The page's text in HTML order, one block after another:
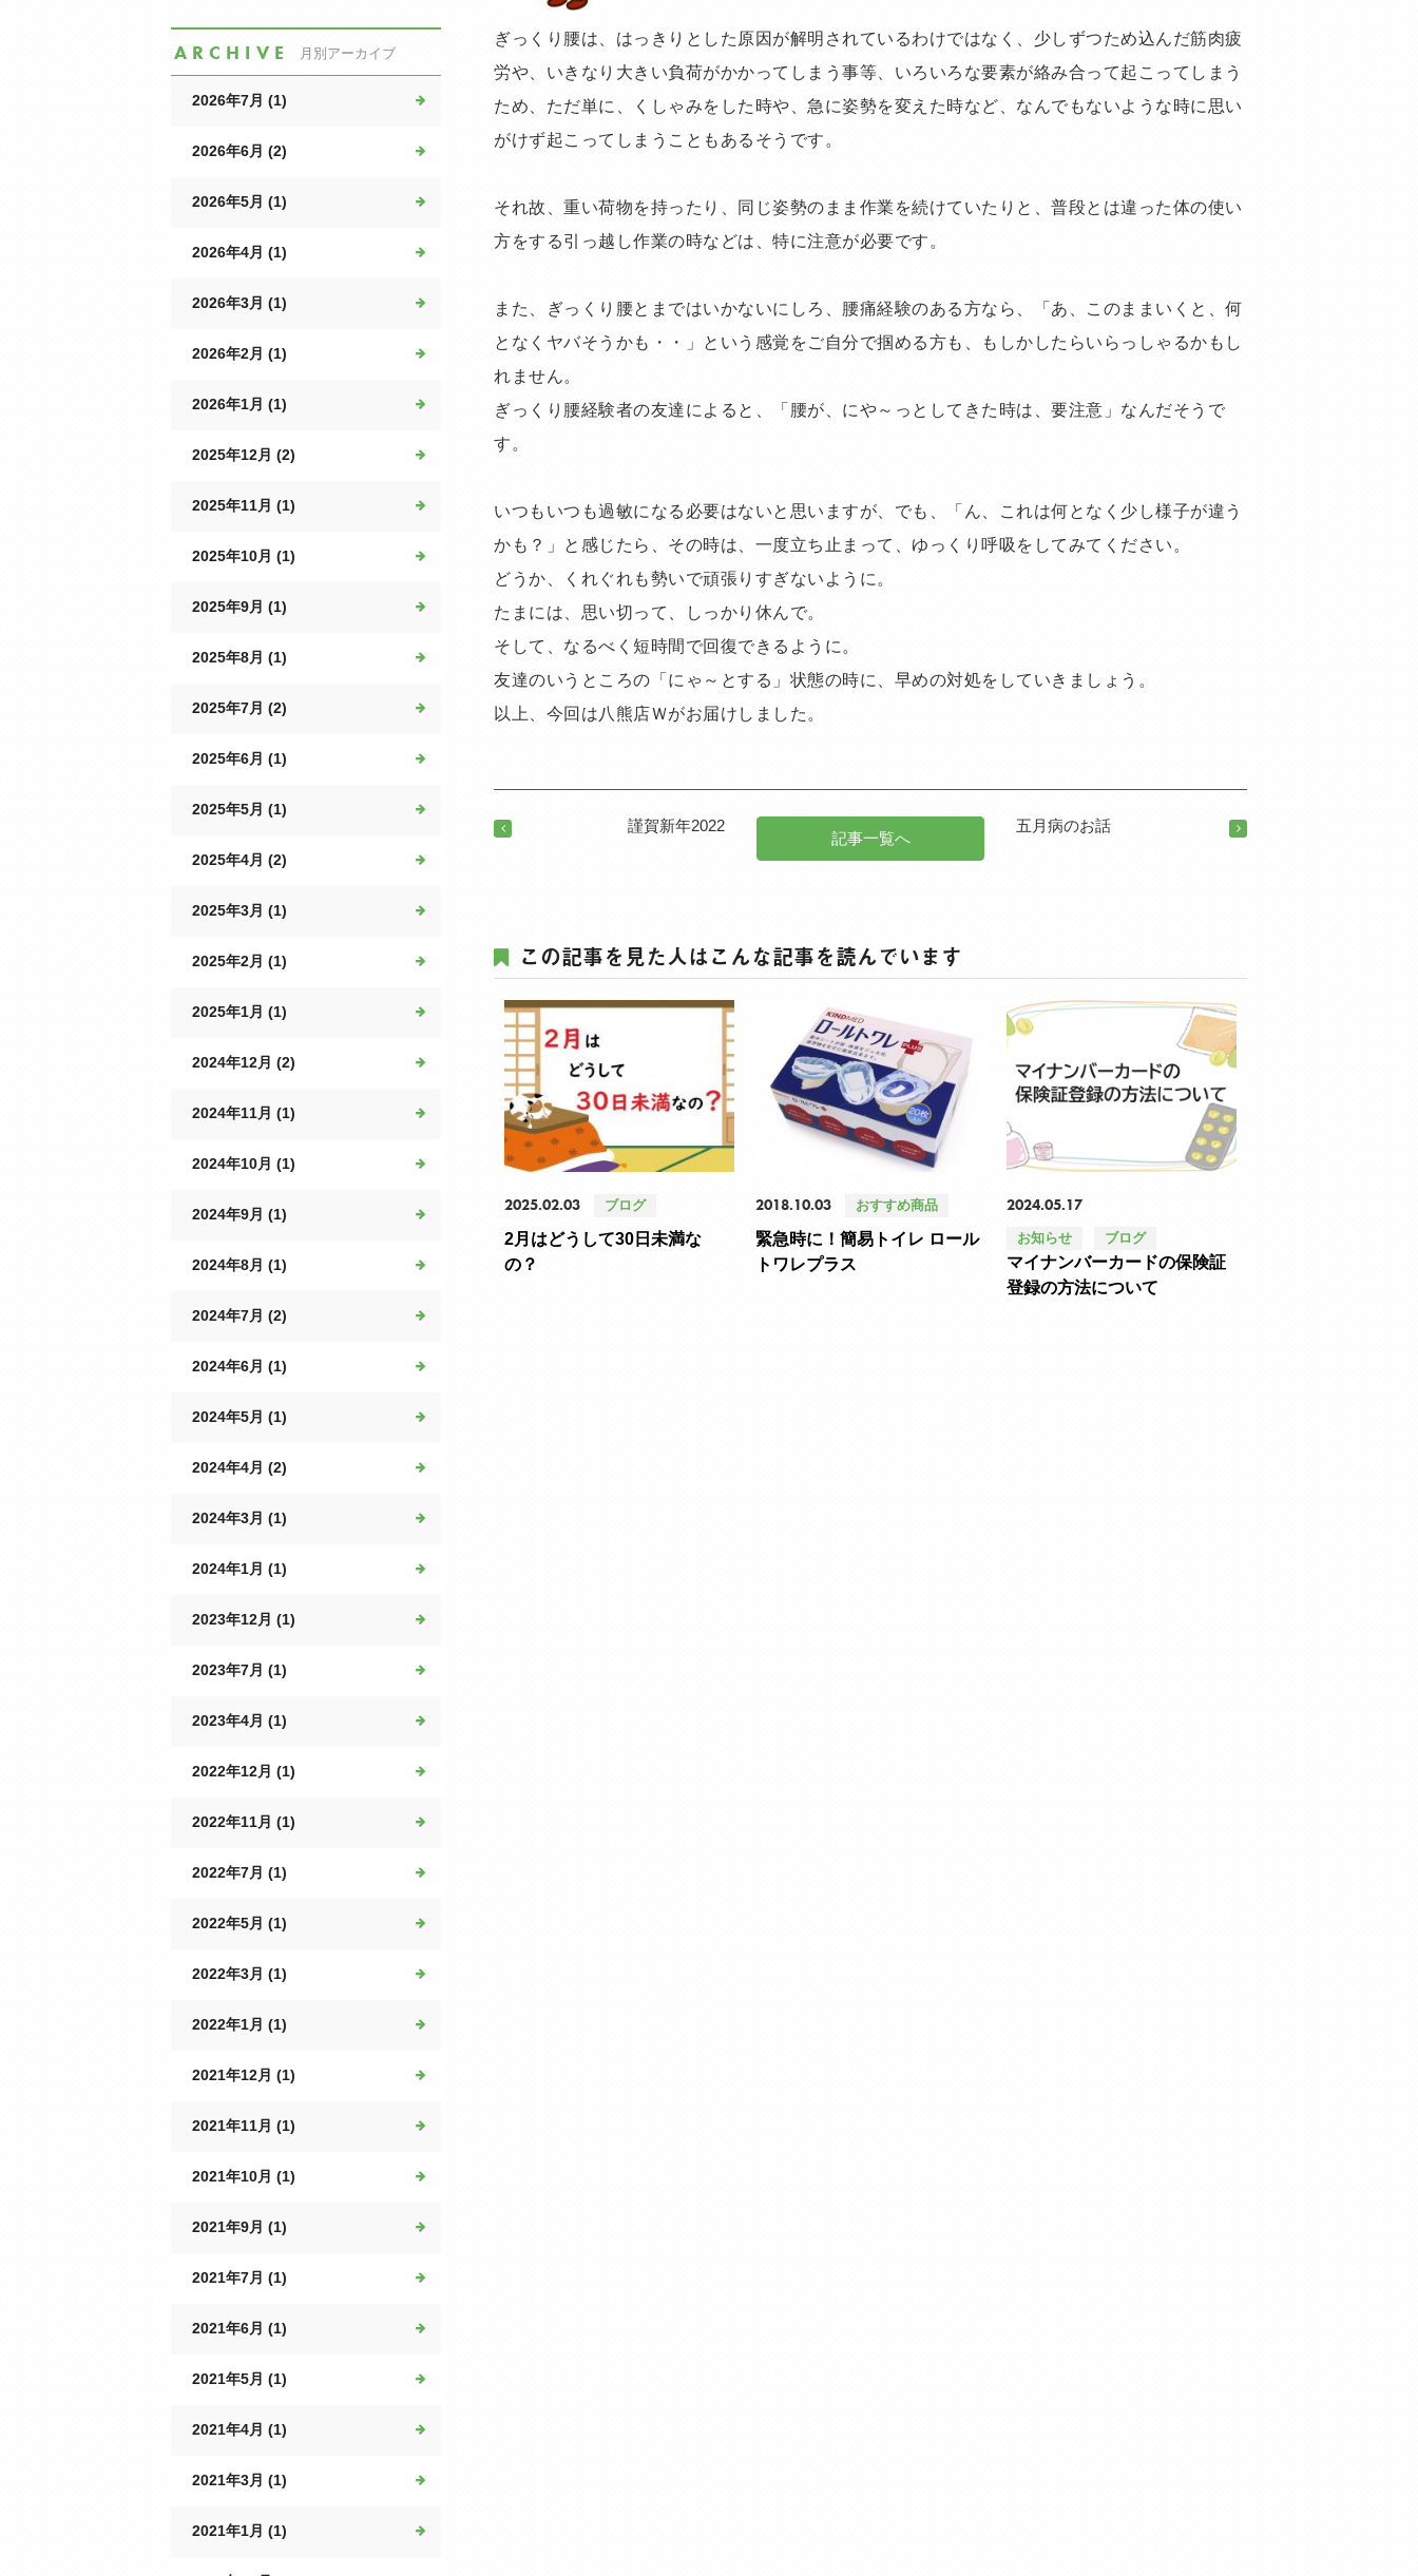
ぎっくり腰は、はっきりとした原因が解明されているわけではなく、少しずつため込んだ筋肉疲
労や、いきなり大きい負荷がかかってしまう事等、いろいろな要素が絡み合って起こってしまう
ため、ただ単に、くしゃみをした時や、急に姿勢を変えた時など、なんでもないような時に思い
がけず起こってしまうこともあるそうです。
それ故、重い荷物を持ったり、同じ姿勢のまま作業を続けていたりと、普段とは違った体の使い
方をする引っ越し作業の時などは、特に注意が必要です。
また、ぎっくり腰とまではいかないにしろ、腰痛経験のある方なら、「あ、このままいくと、何
となくヤバそうかも・・」という感覚をご自分で掴める方も、もしかしたらいらっしゃるかもし
れません。
ぎっくり腰経験者の友達によると、「腰が、にや～っとしてきた時は、要注意」なんだそうで
す。
いつもいつも過敏になる必要はないと思いますが、でも、「ん、これは何となく少し様子が違う
かも？」と感じたら、その時は、一度立ち止まって、ゆっくり呼吸をしてみてください。
どうか、くれぐれも勢いで頑張りすぎないように。
たまには、思い切って、しっかり休んで。
そして、なるべく短時間で回復できるように。
友達のいうところの「にゃ～とする」状態の時に、早めの対処をしていきましょう。
以上、今回は八熊店Ｗがお届けしました。
謹賀新年2022
記事一覧へ
五月病のお話
この記事を見た人はこんな記事を読んでいます
2025.02.03 ブログ
2月はどうして30日未満な
の？
2018.10.03 おすすめ商品
緊急時に！簡易トイレ ロール
トワレプラス
2024.05.17
お知らせ ブログ
マイナンバーカードの保険証
登録の方法について
ARCHIVE 月別アーカイブ
2026年7月 (1)
2026年6月 (2)
2026年5月 (1)
2026年4月 (1)
2026年3月 (1)
2026年2月 (1)
2026年1月 (1)
2025年12月 (2)
2025年11月 (1)
2025年10月 (1)
2025年9月 (1)
2025年8月 (1)
2025年7月 (2)
2025年6月 (1)
2025年5月 (1)
2025年4月 (2)
2025年3月 (1)
2025年2月 (1)
2025年1月 (1)
2024年12月 (2)
2024年11月 (1)
2024年10月 (1)
2024年9月 (1)
2024年8月 (1)
2024年7月 (2)
2024年6月 (1)
2024年5月 (1)
2024年4月 (2)
2024年3月 (1)
2024年1月 (1)
2023年12月 (1)
2023年7月 (1)
2023年4月 (1)
2022年12月 (1)
2022年11月 (1)
2022年7月 (1)
2022年5月 (1)
2022年3月 (1)
2022年1月 (1)
2021年12月 (1)
2021年11月 (1)
2021年10月 (1)
2021年9月 (1)
2021年7月 (1)
2021年6月 (1)
2021年5月 (1)
2021年4月 (1)
2021年3月 (1)
2021年1月 (1)